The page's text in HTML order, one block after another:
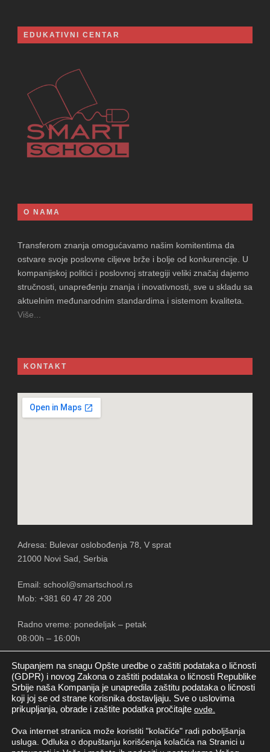
EDUKATIVNI CENTAR
O NAMA
Transferom znanja omogućavamo našim komitentima da
ostvare svoje poslovne ciljeve brže i bolje od konkurencije. U
kompanijskoj politici i poslovnoj strategiji veliki značaj dajemo
stručnosti, unapređenju znanja i inovativnosti, sve u skladu sa
aktuelnim međunarodnim standardima i sistemom kvaliteta.
Više...
KONTAKT
Adresa: Bulevar oslobođenja 78, V sprat
21000 Novi Sad, Serbia
Email: school@smartschool.rs
Mob: +381 60 47 28 200
Radno vreme: ponedeljak – petak
08:00h – 16:00h
PRATITE NAS
Stupanjem na snagu Opšte uredbe o zaštiti podataka o ličnosti
(GDPR) i novog Zakona o zaštiti podataka o ličnosti Republike
Srbije naša Kompanija je unapredila zaštitu podataka o ličnosti
koji joj se od strane korisnika dostavljaju. Sve o uslovima
prikupljanja, obrade i zaštite podatka pročitajte ovde.
Ova internet stranica može koristiti "kolačiće" radi poboljšanja
usluga. Odluka o dopuštanju korišćenja kolačića na Stranici u